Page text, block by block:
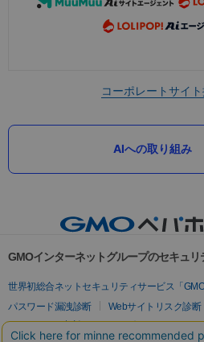
コーポレートサイト
AIへの取り組み
GMOインターネットグループのセキュリ
世界初総合ネットセキュリティサービス「
パスワード漏洩診断
Webサイトリスク診断
セキュリティ相談AIチャットボット